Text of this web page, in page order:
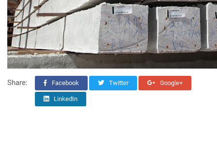
Share: Facebook Twitter Google+
LinkedIn